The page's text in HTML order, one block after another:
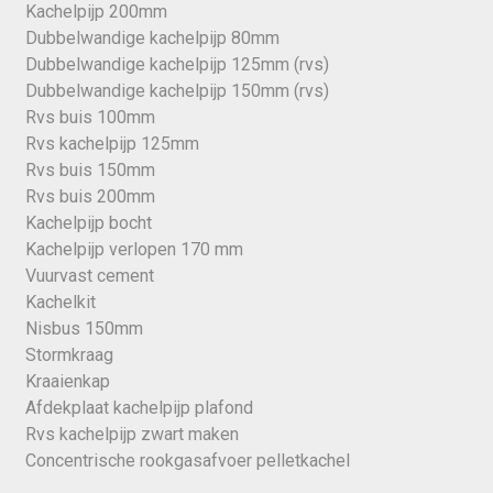
Kachelpijp 200mm
Dubbelwandige kachelpijp 80mm
Dubbelwandige kachelpijp 125mm (rvs)
Dubbelwandige kachelpijp 150mm (rvs)
Rvs buis 100mm
Rvs kachelpijp 125mm
Rvs buis 150mm
Rvs buis 200mm
Kachelpijp bocht
Kachelpijp verlopen 170 mm
Vuurvast cement
Kachelkit
Nisbus 150mm
Stormkraag
Kraaienkap
Afdekplaat kachelpijp plafond
Rvs kachelpijp zwart maken
Concentrische rookgasafvoer pelletkachel